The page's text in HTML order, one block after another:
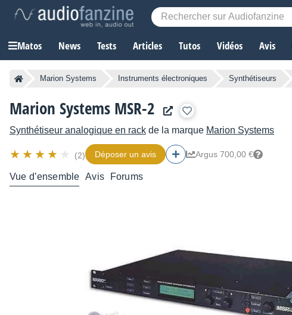
Matos News Tests Articles Tutos Vidéos Avis
Marion Systems Instruments électroniques Synthétiseurs
Marion Systems MSR-2
Synthétiseur analogique en rack de la marque Marion Systems
(2) Déposer un avis Argus 700,00 €
Vue d’ensemble Avis Forums